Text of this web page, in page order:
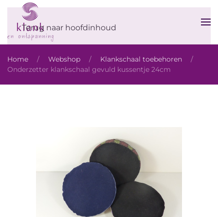
Terug naar hoofdinhoud
Home Webshop
Klankschaal toebehoren
Onderzetter klankschaal gevuld kussentje 24cm